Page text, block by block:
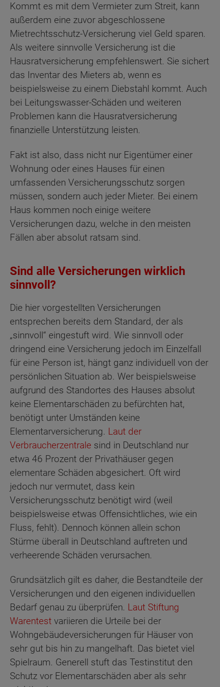
Kommt es mit dem Vermieter zum Streit, kann
außerdem eine zuvor abgeschlossene
Mietrechtsschutz-Versicherung viel Geld sparen.
Als weitere sinnvolle Versicherung ist die
Hausratversicherung empfehlenswert. Sie sichert
das Inventar des Mieters ab, wenn es
beispielsweise zu einem Diebstahl kommt. Auch
bei Leitungswasser-Schäden und weiteren
Problemen kann die Hausratversicherung
finanzielle Unterstützung leisten.
Fakt ist also, dass nicht nur Eigentümer einer
Wohnung oder eines Hauses für einen
umfassenden Versicherungsschutz sorgen
müssen, sondern auch jeder Mieter. Bei einem
Haus kommen noch einige weitere
Versicherungen dazu, welche in den meisten
Fällen aber absolut ratsam sind.
Sind alle Versicherungen wirklich
sinnvoll?
Die hier vorgestellten Versicherungen
entsprechen bereits dem Standard, der als
„sinnvoll“ eingestuft wird. Wie sinnvoll oder
dringend eine Versicherung jedoch im Einzelfall
für eine Person ist, hängt ganz individuell von der
persönlichen Situation ab. Wer beispielsweise
aufgrund des Standortes des Hauses absolut
keine Elementarschäden zu befürchten hat,
benötigt unter Umständen keine
Elementarversicherung. Laut der
Verbraucherzentrale sind in Deutschland nur
etwa 46 Prozent der Privathäuser gegen
elementare Schäden abgesichert. Oft wird
jedoch nur vermutet, dass kein
Versicherungsschutz benötigt wird (weil
beispielsweise etwas Offensichtliches, wie ein
Fluss, fehlt). Dennoch können allein schon
Stürme überall in Deutschland auftreten und
verheerende Schäden verursachen.
Grundsätzlich gilt es daher, die Bestandteile der
Versicherungen und den eigenen individuellen
Bedarf genau zu überprüfen. Laut Stiftung
Warentest variieren die Urteile bei der
Wohngebäudeversicherungen für Häuser von
sehr gut bis hin zu mangelhaft. Das bietet viel
Spielraum. Generell stuft das Testinstitut den
Schutz vor Elementarschäden aber als sehr